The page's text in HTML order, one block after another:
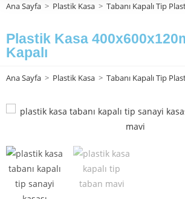
Ana Sayfa > Plastik Kasa > Tabanı Kapalı Tip
Plastik Kasa
Kapalı
Ana Sayfa > Plastik Kasa > Tabanı Kapalı Tip